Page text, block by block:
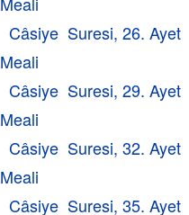
Câsiye Suresi, 26. Ayet
Meali
Câsiye Suresi, 29. Ayet
Meali
Câsiye Suresi, 32. Ayet
Meali
Câsiye Suresi, 35. Ayet